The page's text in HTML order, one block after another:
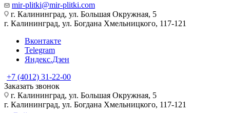
mir-plitki@mir-plitki.com
г. Калининград, ул. Большая Окружная, 5
г. Калининград, ул. Богдана Хмельницкого, 117-121
Вконтакте
Telegram
Яндекс.Дзен
+7 (4012) 31-22-00
Заказать звонок
г. Калининград, ул. Большая Окружная, 5
г. Калининград, ул. Богдана Хмельницкого, 117-121